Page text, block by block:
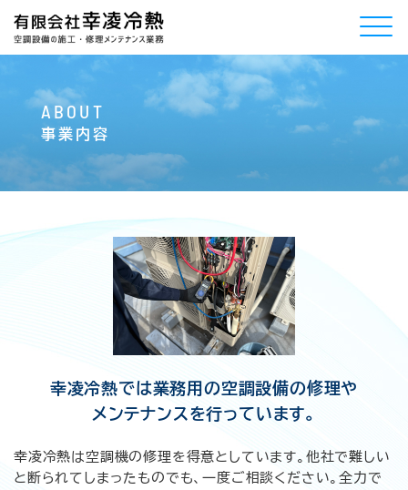
ABOU T
事業内容
幸凌冷熱では業務用の空調設備の修理や
メンテナンスを行っています。
幸凌冷熱は空調機の修理を得意としています。他社で難しい
と断られてしまったものでも、一度ご相談ください。全力で